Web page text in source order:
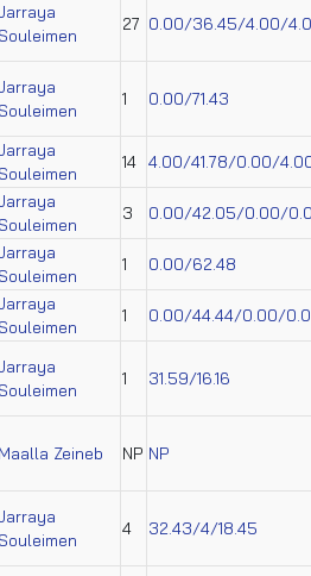
Souleimen
27 0.00/36.45/4.00/
Souleimen
1 0.00/71.43
Souleimen
14 4.00/41.78/0.00/
Souleimen
3 0.00/42.05/0.00/
Souleimen
1 0.00/62.48
Souleimen
1 0.00/44.44/0.00/
Souleimen
1 31.59/16.16
Maalla Zeineb NP NP
Souleimen
4 32.43/4/18.45